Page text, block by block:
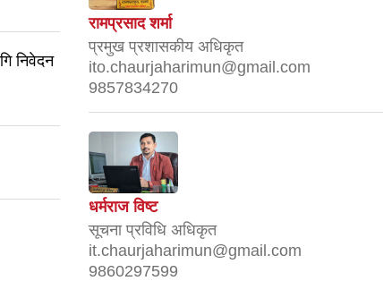
निवेदन
रामप्रसाद शर्मा
प्रमुख प्रशासकीय अधिकृत
ito.chaurjaharimun@gmail.com
9857834270
धर्मराज विष्ट
सूचना प्रविधि अधिकृत
it.chaurjaharimun@gmail.com
9860297599